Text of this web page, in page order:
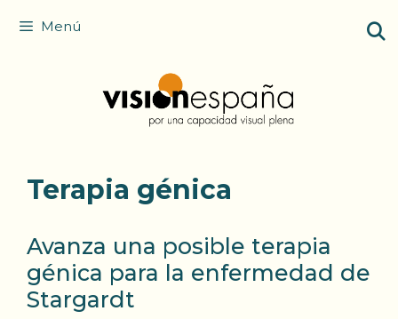
Menú
Terapia génica
Avanza una posible terapia
génica para la enfermedad de
Stargardt